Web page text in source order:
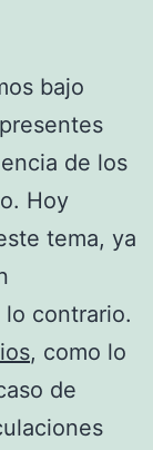
bajo
de los
Hoy
tema, ya
contrario.
, como lo
de